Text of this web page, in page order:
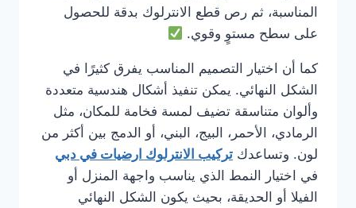
المناسبة، ثم رص قطع الانترلوك بدقة للحصول
على سطح مستوٍ وقوي.
كما أن اختيار التصميم المناسب يفرق كثيرًا في
الشكل النهائي. يمكن تنفيذ أشكال هندسية متعددة
وألوان متناسقة تضيف لمسة فخامة للمكان، مثل
الرمادي، الأحمر، البيج، البني، أو الدمج بين أكثر من
لون. وتساعدك تركيب الانترلوك ارضيات في دبي
في اختيار النمط الذي يناسب واجهة المنزل أو
الفيلا أو الحديقة، بحيث يكون الشكل النهائي